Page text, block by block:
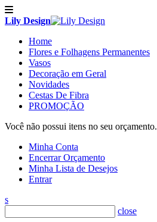
Lily Design
Home
Flores e Folhagens Permanentes
Vasos
Decoração em Geral
Novidades
Cestas De Fibra
PROMOÇÃO
Você não possui itens no seu orçamento.
Minha Conta
Encerrar Orçamento
Minha Lista de Desejos
Entrar
s
close